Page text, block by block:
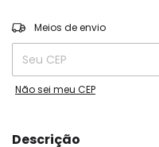
Entregas para o CEP:
Meios de envio
Não sei meu CEP
Descrição